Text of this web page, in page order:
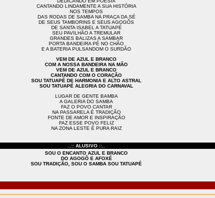
CANTANDO LINDAMENTE A SUA HISTÓRIA
NOS TEMPOS
DAS RODAS DE SAMBA NA PRAÇA DA SÉ
DE SEUS TAMBORINS E SEUS AGOGÔS
DE SANTA ISABEL A TATUAPÉ
SEU PAVILHÃO A TREMULAR
GRANDES BALIZAS A SAMBAR
PORTA BANDEIRA PÉ NO CHÃO
E A BATERIA PULSANDOM O SURDÃO
VEM DE AZUL E BRANCO
COM A NOSSA BANDEIRA NA MÃO
VEM DE AZUL E BRANCO
CANTANDO COM O CORAÇÃO
SOU TATUAPÉ DE HARMONIA E ALTO ASTRAL
SOU TATUAPÉ ALEGRIA DO CARNAVAL
LUGAR DE GENTE BAMBA
A GALERIA DO SAMBA
FAZ O POVO CANTAR
NA PASSARELA É TRADIÇÃO
FONTE DE AMOR E INSPIRAÇÃO
FAZ ESSE POVO FELIZ
NA ZONA LESTE É PURA RAIZ
..:: ALUSIVO ::..
SOU O ENCANTO AZUL E BRANCO
DO AGOGÔ E AFOXÉ
SOU TRADIÇÃO, SOU O SAMBA SOU TATUAPÉ